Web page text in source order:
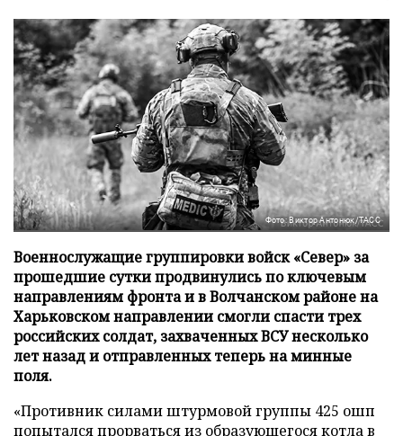
Фото: Виктор Антонюк/ТАСС
Военнослужащие группировки войск «Север» за
прошедшие сутки продвинулись по ключевым
направлениям фронта и в Волчанском районе на
Харьковском направлении смогли спасти трех
российских солдат, захваченных ВСУ несколько
лет назад и отправленных теперь на минные
поля.
«Противник силами штурмовой группы 425 ошп
попытался прорваться из образующегося котла в